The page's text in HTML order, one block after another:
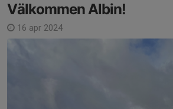
Välkommen Albin!
16 apr 2024